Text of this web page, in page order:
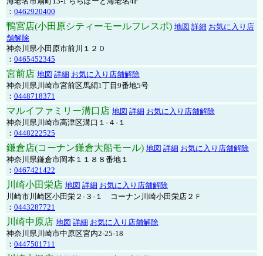
： 0462920400
鴨宮店(小田原シティーモールフレスポ) 地図 詳細 お気に入り店
舗解除
神奈川県小田原市前川１２０
： 0465452345
宮前店 地図 詳細 お気に入り店舗解除
神奈川県川崎市宮前区馬絹1丁目9番地5号
： 0448718371
マルイファミリー溝口店 地図 詳細 お気に入り店舗解除
神奈川県川崎市高津区溝口１-４-１
： 0448222525
鎌倉店(コーナン鎌倉大船モール) 地図 詳細 お気に入り店舗解除
神奈川県鎌倉市岡本１１８８番地１
： 0467421422
川崎小田栄店 地図 詳細 お気に入り店舗解除
川崎市川崎区小田栄２‐３‐１ コーナン川崎小田栄店２Ｆ
： 0443287721
川崎中原店 地図 詳細 お気に入り店舗解除
神奈川県川崎市中原区宮内2-25-18
： 0447501711